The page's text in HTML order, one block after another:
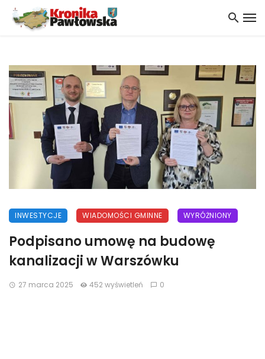
INWESTYCJE WIADOMOŚCI GMINNE WYRÓŻNIONY
Podpisano umowę na budowę
kanalizacji w Warszówku
27 marca 2025 452 wyświetleń 0